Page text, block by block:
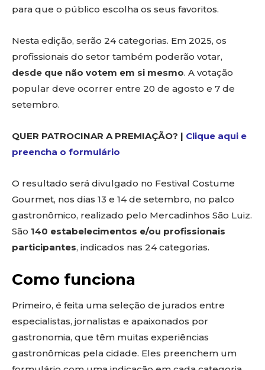
para que o público escolha os seus favoritos.
Nesta edição, serão 24 categorias. Em 2025, os
profissionais do setor também poderão votar,
desde que não votem em si mesmo. A votação
popular deve ocorrer entre 20 de agosto e 7 de
setembro.
QUER PATROCINAR A PREMIAÇÃO? | Clique aqui e
preencha o formulário
O resultado será divulgado no Festival Costume
Gourmet, nos dias 13 e 14 de setembro, no palco
gastronômico, realizado pelo Mercadinhos São Luiz.
São 140 estabelecimentos e/ou profissionais
participantes, indicados nas 24 categorias.
Como funciona
Primeiro, é feita uma seleção de jurados entre
especialistas, jornalistas e apaixonados por
gastronomia, que têm muitas experiências
gastronômicas pela cidade. Eles preenchem um